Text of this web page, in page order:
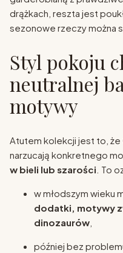
drążkach, reszta jest
sezonowe rzeczy można
Styl pokoju
neutralnej
motywy
Atutem kolekcji jest to, że
narzucają konkretnego
w bieli lub szarości . To
w młodszym wieku
dodatki, motywy
dinozaurów
później bez